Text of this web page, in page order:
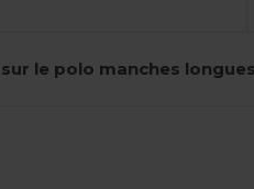
le polo manches